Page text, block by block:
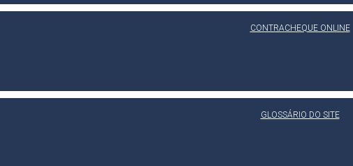
CONTRACHEQUE ONLINE
GLOSSÁRIO DO SITE